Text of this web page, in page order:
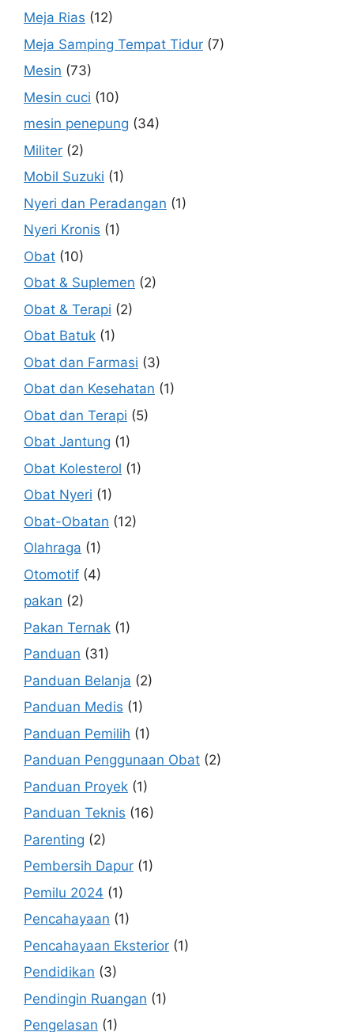
Meja Rias (12)
Meja Samping Tempat Tidur (7)
Mesin (73)
Mesin cuci (10)
mesin penepung (34)
Militer (2)
Mobil Suzuki (1)
Nyeri dan Peradangan (1)
Nyeri Kronis (1)
Obat (10)
Obat & Suplemen (2)
Obat & Terapi (2)
Obat Batuk (1)
Obat dan Farmasi (3)
Obat dan Kesehatan (1)
Obat dan Terapi (5)
Obat Jantung (1)
Obat Kolesterol (1)
Obat Nyeri (1)
Obat-Obatan (12)
Olahraga (1)
Otomotif (4)
pakan (2)
Pakan Ternak (1)
Panduan (31)
Panduan Belanja (2)
Panduan Medis (1)
Panduan Pemilih (1)
Panduan Penggunaan Obat (2)
Panduan Proyek (1)
Panduan Teknis (16)
Parenting (2)
Pembersih Dapur (1)
Pemilu 2024 (1)
Pencahayaan (1)
Pencahayaan Eksterior (1)
Pendidikan (3)
Pendingin Ruangan (1)
Pengelasan (1)